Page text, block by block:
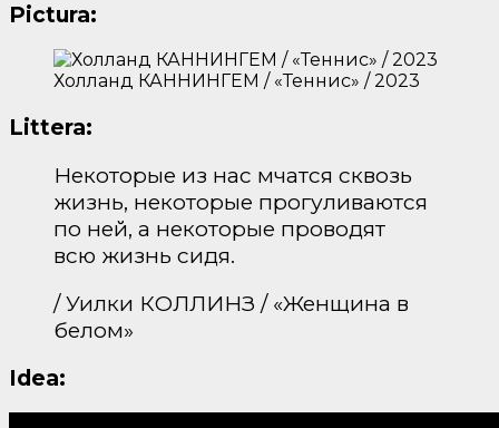
Pictura:
Холланд КАННИНГЕМ / «Теннис» / 2023
Littera:
Некоторые из нас мчатся сквозь
жизнь, некоторые прогуливаются
по ней, а некоторые проводят
всю жизнь сидя.
/ Уилки КОЛЛИНЗ / «Женщина в
белом»
Idea: